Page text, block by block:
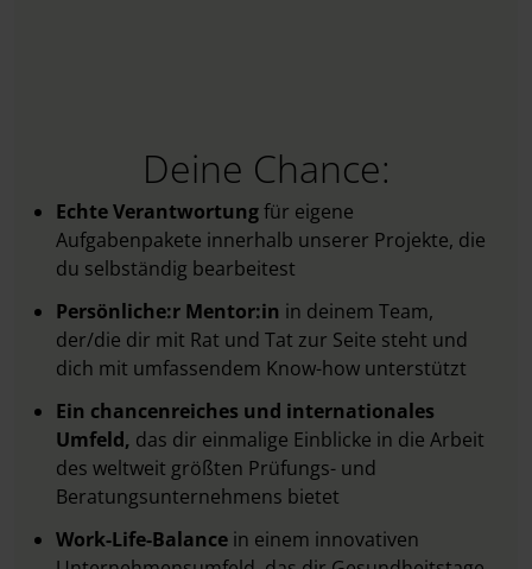
Deine Chance:
Echte Verantwortungfür eigene
Aufgabenpakete innerhalb unserer Projekte, die
du selbständig bearbeitest
Persönliche:r Mentor:in in deinem Team,
der/die dir mit Rat und Tat zur Seite steht und
dich mit umfassendem Know-how unterstützt
Ein chancenreiches und internationales
Umfeld, das dir einmalige Einblicke in die Arbeit
des weltweit größten Prüfungs- und
Beratungsunternehmens bietet
Work-Life-Balance in einem innovativen